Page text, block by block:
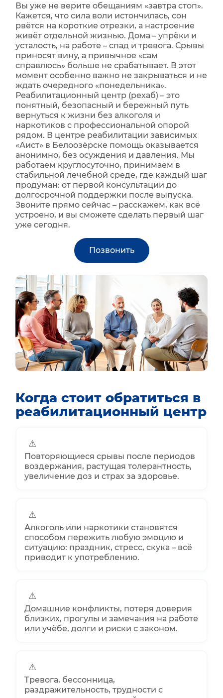
Вы уже не верите обещаниям «завтра стоп».
Кажется, что сила воли истончилась, сон
рвётся на короткие отрезки, а настроение
живёт отдельной жизнью. Дома – упрёки и
усталость, на работе – спад и тревога. Срывы
приносят вину, а привычное «сам
справлюсь» больше не срабатывает. В этот
момент особенно важно не закрываться и не
ждать очередного «понедельника».
Реабилитационный центр (рехаб) – это
понятный, безопасный и бережный путь
вернуться к жизни без алкоголя и
наркотиков с профессиональной опорой
рядом. В центре реабилитации зависимых
«Аист» в Белоозёрске помощь оказывается
анонимно, без осуждения и давления. Мы
работаем круглосуточно, принимаем в
стабильной лечебной среде, где каждый шаг
продуман: от первой консультации до
долгосрочной поддержки после выпуска.
Звоните прямо сейчас – расскажем, как всё
устроено, и вы сможете сделать первый шаг
уже сегодня.
Позвонить
Когда стоит обратиться в
реабилитационный центр
⚠
Повторяющиеся срывы после периодов
воздержания, растущая толерантность,
увеличение доз и страх за здоровье.
⚠
Алкоголь или наркотики становятся
способом пережить любую эмоцию и
ситуацию: праздник, стресс, скука – всё
приводит к употреблению.
⚠
Домашние конфликты, потеря доверия
близких, прогулы и замечания на работе
или учёбе, долги и риски с законом.
⚠
Тревога, бессонница,
раздражительность, трудности с